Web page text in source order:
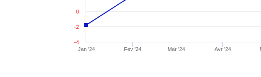
Jan '24 Fev '24 Mar '24 Avr '24
-4
-2
0